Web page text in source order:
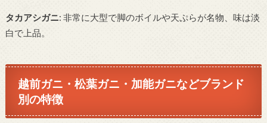
タカアシガニ: 非常に大型で脚のボイルや天ぷらが名物、味は淡
白で上品。
越前ガニ・松葉ガニ・加能ガニなどブランド
別の特徴